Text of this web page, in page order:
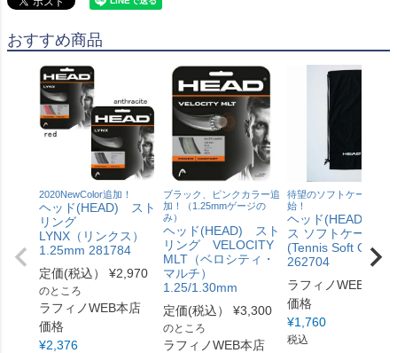
おすすめ商品
2020NewColor追加！
ヘッド(HEAD) スト
リング
LYNX（リンクス）
1.25mm 281784
定価(税込）
¥2,970
のところ
ラフィノWEB本店
価格
¥2,376
ブラック、ピンクカラー追
加！（1.25mmゲージの
み）
ヘッド(HEAD) スト
リング VELOCITY
MLT（ベロシティ・
マルチ）
1.25/1.30mm
定価(税込）
¥3,300
のところ
ラフィノWEB本店
待望のソフトケース発売
始！
ヘッド(HEAD) テニ
ス ソフトケース
(Tennis Soft Case)
262704
ラフィノWEB本店
価格
¥1,760
税込